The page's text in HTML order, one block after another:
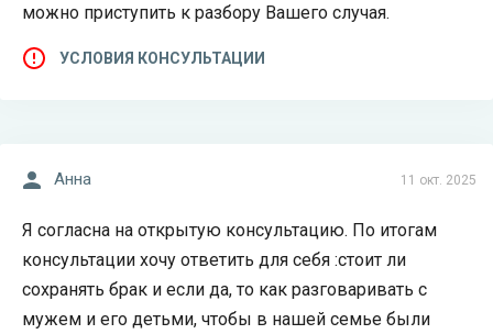
можно приступить к разбору Вашего случая.
УСЛОВИЯ КОНСУЛЬТАЦИИ
11 окт. 2025
Анна
Я согласна на открытую консультацию. По итогам
консультации хочу ответить для себя :стоит ли
сохранять брак и если да, то как разговаривать с
мужем и его детьми, чтобы в нашей семье были